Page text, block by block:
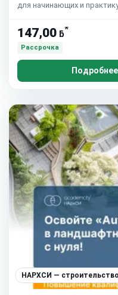
для начинающих и
147,00 ƃ*
Рассрочка
Подробнее
НАРХСИ — строительство